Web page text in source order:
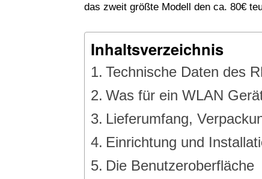
das zweit größte Modell den ca. 80€
Inhaltsverzeichnis
Technische Daten des
Was für ein WLAN
Lieferumfang,
Einrichtung und
Die Benutzeroberfläche